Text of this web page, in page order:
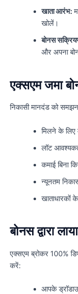
खाता आरंभ:
खोलें।
बोनस
और अपना
एक्सएम जमा
निकासी मानदंड को
मिलने के लिए
लॉट
कमाई बिना
न्यूनतम
खाताधारकों
बोनस द्वारा
एक्सएम ब्रोकर 100%
करें:
आपके